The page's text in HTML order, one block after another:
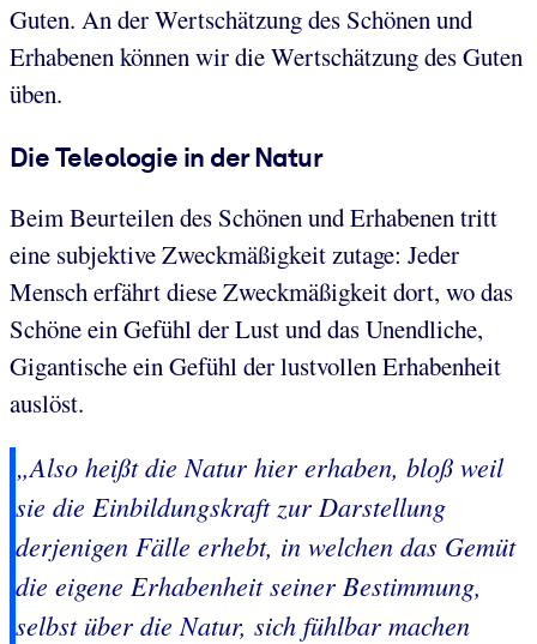
Guten. An der Wertschätzung des Schönen und
Erhabenen können wir die Wertschätzung des Guten
üben.
Die Teleologie in der Natur
Beim Beurteilen des Schönen und Erhabenen tritt
eine subjektive Zweckmäßigkeit zutage: Jeder
Mensch erfährt diese Zweckmäßigkeit dort, wo das
Schöne ein Gefühl der Lust und das Unendliche,
Gigantische ein Gefühl der lustvollen Erhabenheit
auslöst.
„Also heißt die Natur hier erhaben, bloß weil
sie die Einbildungskraft zur Darstellung
derjenigen Fälle erhebt, in welchen das Gemüt
die eigene Erhabenheit seiner Bestimmung,
selbst über die Natur, sich fühlbar machen